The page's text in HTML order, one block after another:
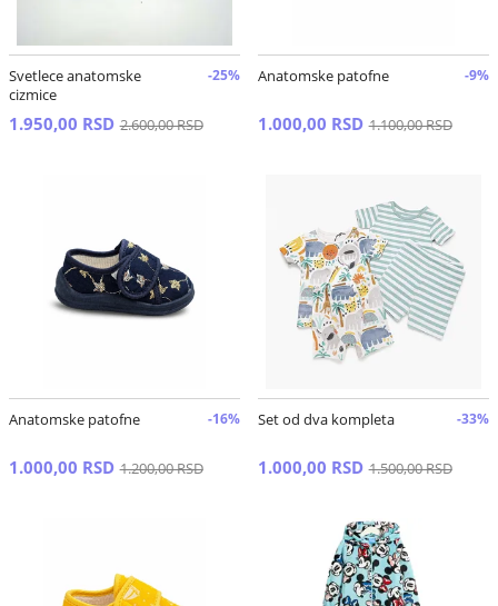
Svetlece anatomske
cizmice
-25%
1.950,00 RSD 2.600,00 RSD
Anatomske patofne -9%
1.000,00 RSD 1.100,00 RSD
Anatomske patofne -16%
1.000,00 RSD 1.200,00 RSD
Set od dva kompleta -33%
1.000,00 RSD 1.500,00 RSD